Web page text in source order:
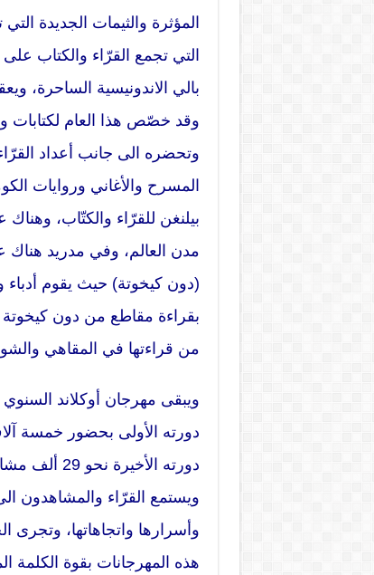
المؤثرة والثيمات الجديدة
التي تجمع القرّاء والكتاب
بالي الاندونيسية الساحرة،
وقد خصّص هذا العام لكتابات
وتحضره الى جانب أعداد
المسرح والأغاني وروايات
بيلنغن للقرّاء والكتّاب،
مدن العالم، وفي مدريد هناك
(دون كيخوتة) حيث يقوم
من قراءتها في المقاهي
ويبقى مهرجان أوكلاند
دورته الأولى بحضور خمسة
دورته
ويستمع القرّاء والمشاهدون
وأسرارها واتجاهاتها، وتجرى
هذه المهرجانات بقوة الكلمة